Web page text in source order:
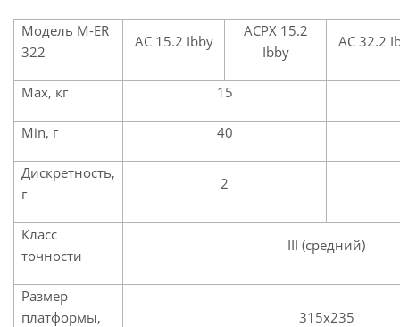
Модель M-ER
322
AC 15.2 Ibby
ACPX 15.2
Ibby
AC 32.2
Max, кг 15
Min, г 40
Дискретность,
г
2
Класс
точности
III (средний)
Размер
платформы,
315х235